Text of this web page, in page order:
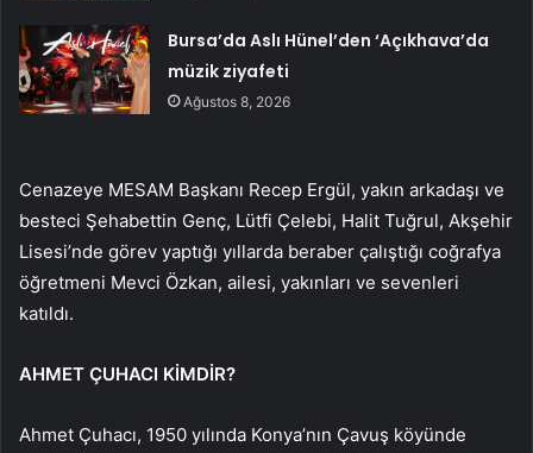
Bursa’da Aslı Hünel’den ‘Açıkhava’da
müzik ziyafeti
Ağustos 8, 2026
Cenazeye MESAM Başkanı Recep Ergül, yakın arkadaşı ve
besteci Şehabettin Genç, Lütfi Çelebi, Halit Tuğrul, Akşehir
Lisesi’nde görev yaptığı yıllarda beraber çalıştığı coğrafya
öğretmeni Mevci Özkan, ailesi, yakınları ve sevenleri
katıldı.
AHMET ÇUHACI KİMDİR?
Ahmet Çuhacı, 1950 yılında Konya’nın Çavuş köyünde